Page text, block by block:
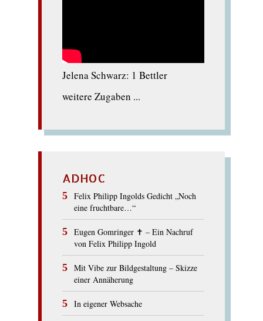
Jelena Schwarz: 1 Bettler
weitere Zugaben ...
ADHOC
Felix Philipp Ingolds Gedicht „Noch
eine fruchtbare…“
Eugen Gomringer ✝︎ – Ein Nachruf
von Felix Philipp Ingold
Mit Vibe zur Bildgestaltung – Skizze
einer Annäherung
In eigener Websache